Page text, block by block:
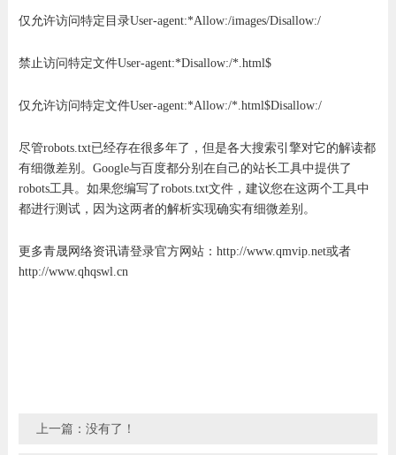
仅允许访问特定目录User-agent:*Allow:/images/Disallow:/
禁止访问特定文件User-agent:*Disallow:/*.html$
仅允许访问特定文件User-agent:*Allow:/*.html$Disallow:/
尽管robots.txt已经存在很多年了，但是各大搜索引擎对它的解读都
有细微差别。Google与百度都分别在自己的站长工具中提供了
robots工具。如果您编写了robots.txt文件，建议您在这两个工具中
都进行测试，因为这两者的解析实现确实有细微差别。
更多青晟网络资讯请登录官方网站：http://www.qmvip.net或者
http://www.qhqswl.cn
上一篇：没有了！